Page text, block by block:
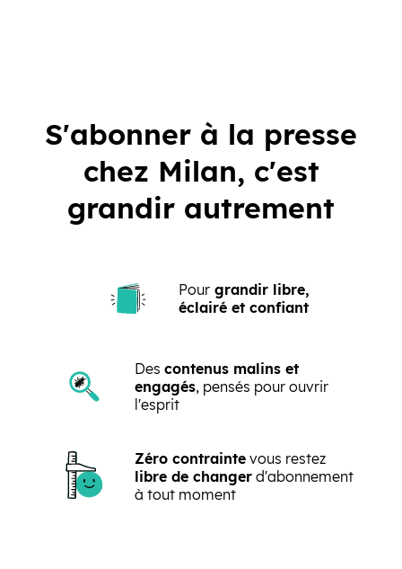
S'abonner à la presse
chez Milan, c'est
grandir autrement
Pour grandir libre,
éclairé et confiant
Des contenus malins et
engagés, pensés pour ouvrir
l'esprit
Zéro contrainte vous restez
libre de changer d'abonnement
à tout moment